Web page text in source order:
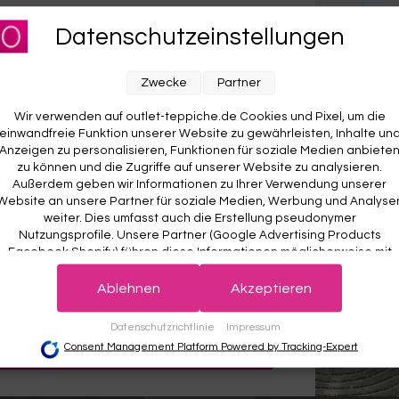
Teppich Grau Oliv, pflegeleicht
South Beach"
anzeigen
Esprit Kurzflorteppich Braun
Soul"
Datenschutzeinstellungen
Wir verwenden auf outlet-teppiche.de Cookies und Pixel, um die
einwandfreie Funktion unserer Website zu gewährleisten, Inhalte und
Anzeigen zu personalisieren, Funktionen für soziale Medien anbieten
zu können und die Zugriffe auf unserer Website zu analysieren.
Außerdem geben wir Informationen zu Ihrer Verwendung unserer
an unsere Partner für soziale Medien, Werbung und
weiter. Dies umfasst auch die Erstellung pseudonymer
Nutzungsprofile. Unsere Partner (Google Advertising Products
Facebook Shopify) führen diese Informationen möglicherweise mit
weiteren Daten zusammen, die Sie ihnen bereitgestellt haben (bspw.
anhand eines persönlichen Accounts) oder welche sie im Rahmen
können Sie jederzeit widerrufen, indem Sie auf den Datenschutz-
Button links unten klicken und dort die entsprechenden Anpassungen
vornehmen.
Datenschutzrichtlinie Impressum
Zwecke Partner
Ablehnen Akzeptieren
Consent Management Platform Powered by Tracking-Expert
unseren Newsletter an und sichere dir
AUF DEINE
BESTELLUNG! 😍
Deine Daten werden sicher gespeichert und gemäß unserer
Der Willkommensrabatt ist nur einmal pro Kunde gültig – auch bei
Anmeldung wird kein weiterer Code vergeben.
JETZT ANMELDEN